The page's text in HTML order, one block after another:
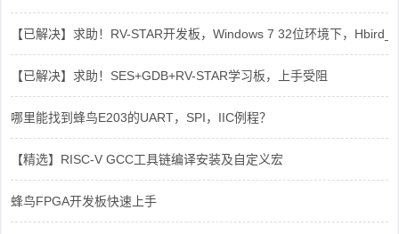
【已解决】求助！RV-STAR开发板，Windows 7 32位环境下，
【已解决】求助！SES+GDB+RV-STAR学习板，上手受阻
哪里能找到蜂鸟E203的UART，SPI，IIC例程？
【精选】RISC-V GCC工具链编译安装及自定义宏
蜂鸟FPGA开发板快速上手